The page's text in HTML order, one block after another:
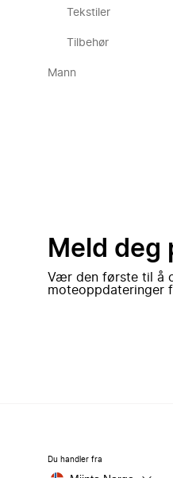
Tekstiler
Tilbehør
Mann
Meld deg
Vær den første til å
moteoppdateringer
Du handler fra